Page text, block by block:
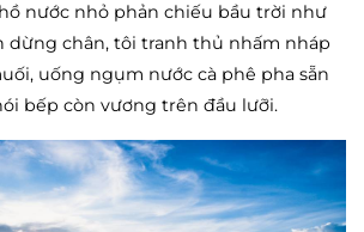
nước nhỏ phản chiếu bầu trời như
dừng chân, tôi tranh thủ nhấm nháp
uống ngụm nước cà phê pha sẵn
bếp còn vương trên đầu lưỡi.